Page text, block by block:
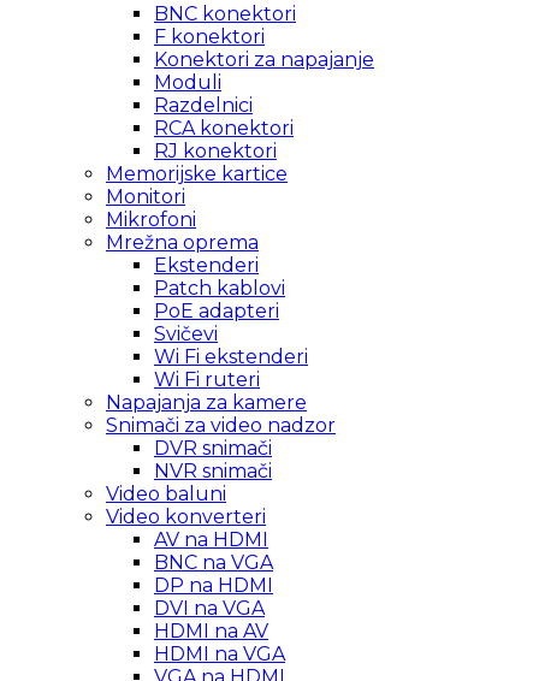
BNC konektori
F konektori
Konektori za napajanje
Moduli
Razdelnici
RCA konektori
RJ konektori
Memorijske kartice
Monitori
Mikrofoni
Mrežna oprema
Ekstenderi
Patch kablovi
PoE adapteri
Svičevi
Wi Fi ekstenderi
Wi Fi ruteri
Napajanja za kamere
Snimači za video nadzor
DVR snimači
NVR snimači
Video baluni
Video konverteri
AV na HDMI
BNC na VGA
DP na HDMI
DVI na VGA
HDMI na AV
HDMI na VGA